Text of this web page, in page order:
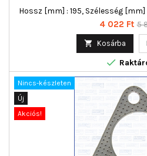
Hossz [mm] : 195, Szélesség
Ár
4 022 Ft 5
 Kosárba

Nincs-készleten
Új
Akciós!